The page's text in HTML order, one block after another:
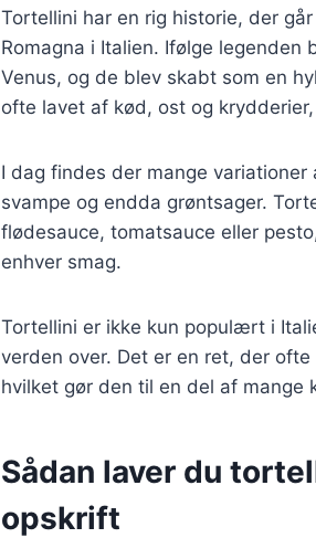
Tortellini har en rig historie, der
Romagna i Italien. Ifølge
Venus, og de blev skabt som en
ofte lavet af kød, ost og
I dag findes der mange
svampe og endda grøntsager.
flødesauce, tomatsauce eller
enhver smag.
Tortellini er ikke kun populært i
verden over. Det er en ret, der
hvilket gør den til en del af mange
Sådan laver du
opskrift